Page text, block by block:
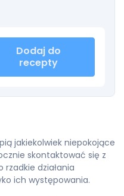
Dodaj do
recepty
jakiekolwiek niepokojące
skontaktować się z
rzadkie działania
ich występowania.